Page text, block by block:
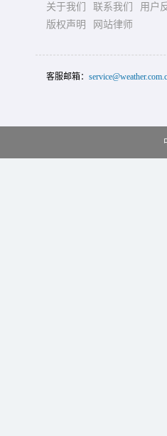
关于我们 联系我们
用户
版权声明
网站律师
客服邮箱：